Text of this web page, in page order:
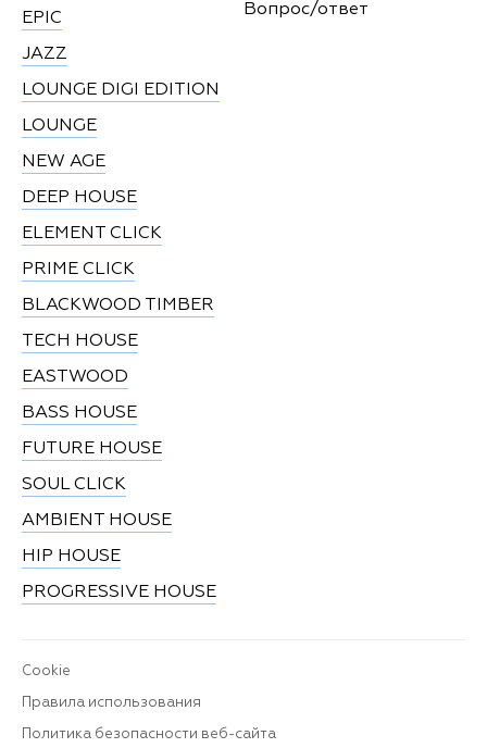
EPIC
JAZZ
LOUNGE DIGI EDITION
LOUNGE
NEW AGE
DEEP HOUSE
ELEMENT CLICK
PRIME CLICK
BLACKWOOD TIMBER
TECH HOUSE
EASTWOOD
BASS HOUSE
FUTURE HOUSE
SOUL CLICK
AMBIENT HOUSE
HIP HOUSE
PROGRESSIVE HOUSE
Вопрос/ответ
Cookie
Правила использования
Политика безопасности веб-сайта